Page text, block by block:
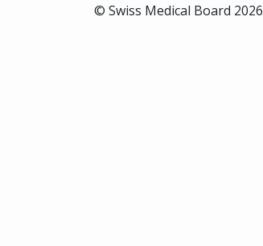
© Swiss Medical Board 2026